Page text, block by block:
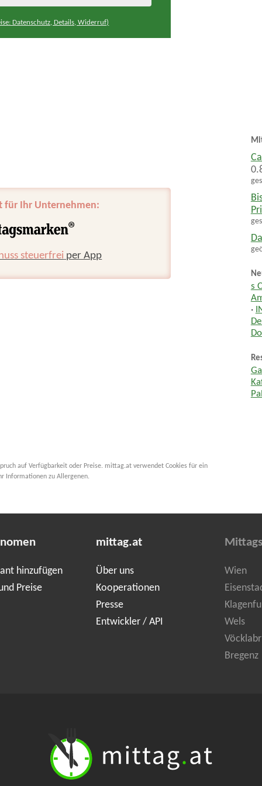
Datenschutz, Details, Widerruf)
für Ihr Unternehmen:
steuerfrei per App
auf Verfügbarkeit oder Preise. mittag.at verwendet Cookies für ein
Informationen zu Allergenen.
s
·
hinzufügen
Preise
mittag.at
Über uns
Kooperationen
Presse
Entwickler / API
Wien
Wels
Bregenz